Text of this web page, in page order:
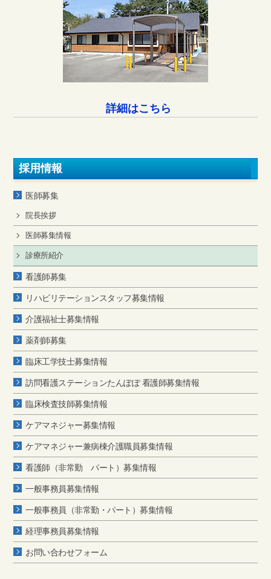
詳細はこちら
採用情報
医師募集
院長挨拶
医師募集情報
診療所紹介
看護師募集
リハビリテーションスタッフ募集情報
介護福祉士募集情報
薬剤師募集
臨床工学技士募集情報
訪問看護ステーションたんぽぽ 看護師募集情報
臨床検査技師募集情報
ケアマネジャー募集情報
ケアマネジャー兼病棟介護職員募集情報
看護師（非常勤 パート）募集情報
一般事務員募集情報
一般事務員（非常勤・パート）募集情報
経理事務員募集情報
お問い合わせフォーム